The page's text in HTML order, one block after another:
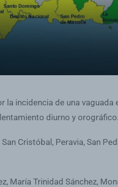
incidencia de una
diurno y orográfico.
Cristóbal, Peravia, San
María Trinidad Sánchez,